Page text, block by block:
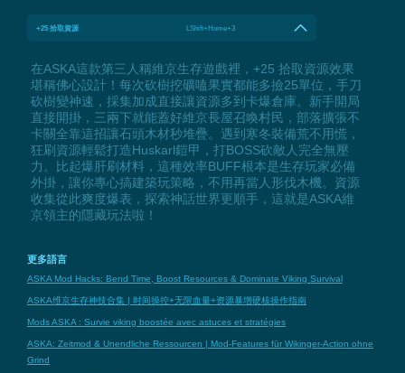
+25 拾取資源 LShift+Home+3
在ASKA這款第三人稱維京生存遊戲裡，+25 拾取資源效果
堪稱佛心設計！每次砍樹挖礦嗑果實都能多撿25單位，手刀
砍樹變神速，採集加成直接讓資源多到卡爆倉庫。新手開局
直接開掛，三兩下就能蓋好維京長屋召喚村民，部落擴張不
卡關全靠這招讓石頭木材秒堆疊。遇到寒冬裝備荒不用慌，
狂刷資源輕鬆打造Huskarl鎧甲，打BOSS砍敵人完全無壓
力。比起爆肝刷材料，這種效率BUFF根本是生存玩家必備
外掛，讓你專心搞建築玩策略，不用再當人形伐木機。資源
收集從此爽度爆表，探索神話世界更順手，這就是ASKA維
京領主的隱藏玩法啦！
更多語言
ASKA Mod Hacks: Bend Time, Boost Resources & Dominate Viking Survival
ASKA维京生存神技合集 | 时间操控+无限血量+资源暴增硬核操作指南
Mods ASKA : Survie viking boostée avec astuces et stratégies
ASKA: Zeitmod & Unendliche Ressourcen | Mod-Features für Wikinger-Action ohne
Grind